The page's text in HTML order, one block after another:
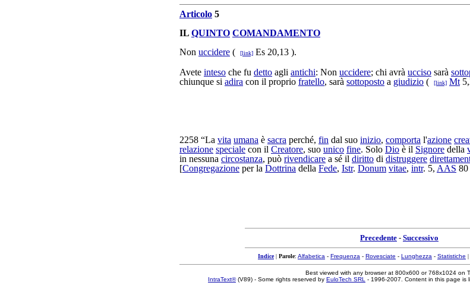
Articolo 5
IL QUINTO COMANDAMENTO
Non uccidere ( [link] Es 20,13 ).
Avete inteso che fu detto agli antichi: Non uccidere; chi avrà ucciso sarà
chiunque si adira con il proprio fratello, sarà sottoposto a giudizio ( [link] Mt
2258 “La vita umana è sacra perché, fin dal suo inizio, comporta l'azione
relazione speciale con il Creatore, suo unico fine. Solo Dio è il Signore della
in nessuna circostanza, può rivendicare a sé il diritto di distruggere
[Congregazione per la Dottrina della Fede, Istr. Donum vitae, intr. 5, AAS 80
Precedente - Successivo
Indice| Parole: Alfabetica - Frequenza - Rovesciate - Lunghezza - Statistiche |
Best viewed with any browser at 800x600 or 768x1024 on
IntraText®(V89) - Some rights reserved by EuloTech SRL - 1996-2007. Content in this page is